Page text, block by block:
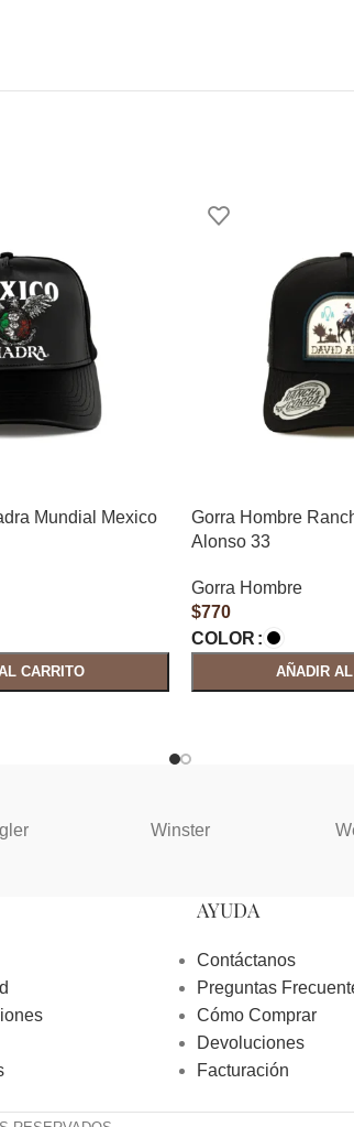
Mundial Mexico
CARRITO
Gorra Hombre
Alonso 33
Gorra Hombre
$770
COLOR
AÑADIR
Winster
AYUDA
Contáctanos
Preguntas
Cómo Comprar
Devoluciones
Facturación